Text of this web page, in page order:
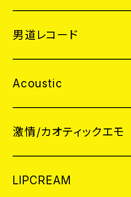
男道レコード
Acoustic
JAPAN
CD
WORLD
激情/カオティックエモ
JAPAN
LIPCREAM